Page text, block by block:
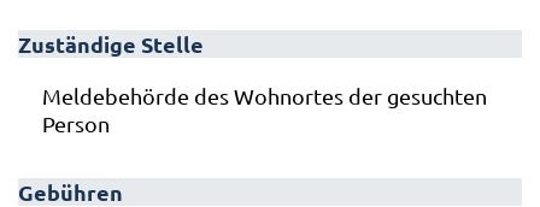
Zuständige Stelle
Meldebehörde des Wohnortes der gesuchten
Person
Gebühren